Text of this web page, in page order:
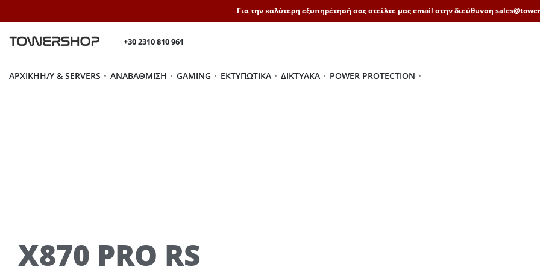
Για την καλύτερη εξυπηρέτησή σας στείλτε μας email στην διεύθυνση
+30 2310 810 961
ΑΡΧΙΚΉH/Y & SERVERS ΑΝΑΒΆΘΜΙΣΗ GAMING ΕΚΤΥΠΩΤΙΚΆ ΔΙΚΤΥΑΚΆ POWER PROTECTION
X870 PRO RS